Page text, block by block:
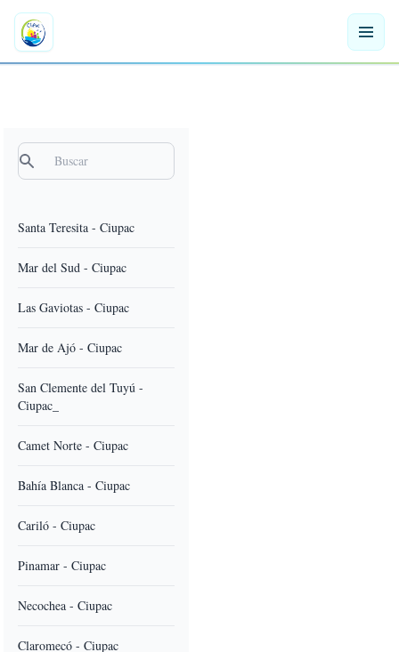
Buscar
Santa Teresita - Ciupac
Mar del Sud - Ciupac
Las Gaviotas - Ciupac
Mar de Ajó - Ciupac
San Clemente del Tuyú -
Ciupac_
Camet Norte - Ciupac
Bahía Blanca - Ciupac
Cariló - Ciupac
Pinamar - Ciupac
Necochea - Ciupac
Claromecó - Ciupac